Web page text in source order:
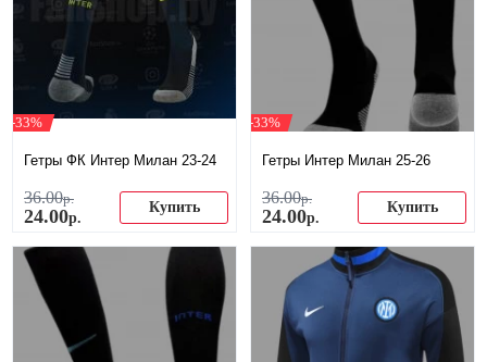
-33%
Гетры ФК Интер Милан 23-24
36.00р.
24.00р.
Купить
-33%
Гетры Интер Милан 25-26
36.00р.
24.00р.
Купить